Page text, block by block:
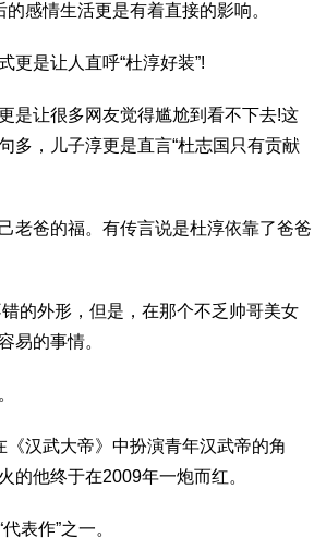
感情生活更是有着直接的影响。
是让人直呼“杜淳好装”!
让很多网友觉得尴尬到看不下去!这
多，儿子淳更是直言“杜志国只有贡献
爸的福。有传言说是杜淳依靠了爸爸
外形，但是，在那个不乏帅哥美女
易的事情。
汉武大帝》中扮演青年汉武帝的角
的他终于在2009年一炮而红。
表作”之一。